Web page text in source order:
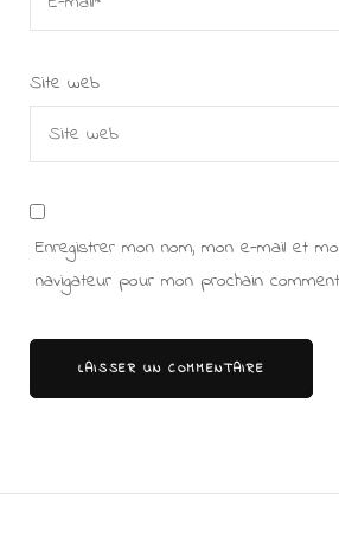
Site web
Enregistrer mon nom, mon e-mail et
navigateur pour mon prochain